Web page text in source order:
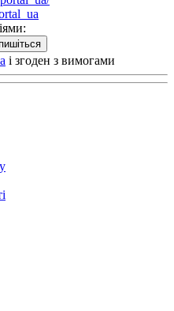
і згоден з вимогами